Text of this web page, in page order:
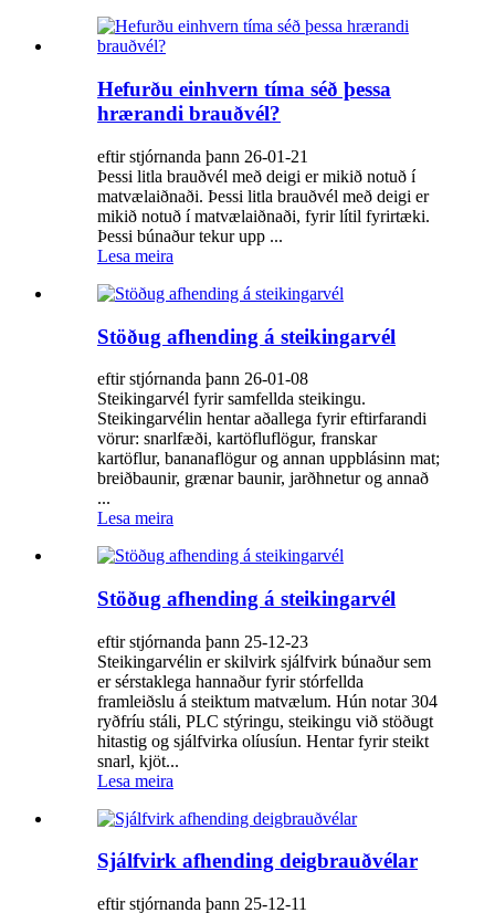
Hefurðu einhvern tíma séð þessa
hrærandi brauðvél?
eftir stjórnanda þann 26-01-21
Þessi litla brauðvél með deigi er mikið notuð í
matvælaiðnaði. Þessi litla brauðvél með deigi er
mikið notuð í matvælaiðnaði, fyrir lítil fyrirtæki.
Þessi búnaður tekur upp ...
Lesa meira
Stöðug afhending á steikingarvél
eftir stjórnanda þann 26-01-08
Steikingarvél fyrir samfellda steikingu.
Steikingarvélin hentar aðallega fyrir eftirfarandi
vörur: snarlfæði, kartöfluflögur, franskar
kartöflur, bananaflögur og annan uppblásinn mat;
breiðbaunir, grænar baunir, jarðhnetur og annað
...
Lesa meira
Stöðug afhending á steikingarvél
eftir stjórnanda þann 25-12-23
Steikingarvélin er skilvirk sjálfvirk búnaður sem
er sérstaklega hannaður fyrir stórfellda
framleiðslu á steiktum matvælum. Hún notar 304
ryðfríu stáli, PLC stýringu, steikingu við stöðugt
hitastig og sjálfvirka olíusíun. Hentar fyrir steikt
snarl, kjöt...
Lesa meira
Sjálfvirk afhending deigbrauðvélar
eftir stjórnanda þann 25-12-11